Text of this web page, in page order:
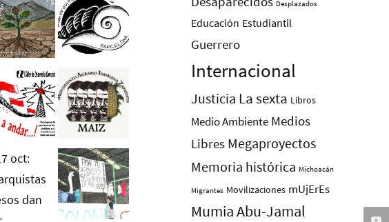
Desplazados
Educación Estudiantil
Guerrero
Internacional
Justicia La sexta Libros
Medio Ambiente Medios
Libres Megaproyectos
Memoria histórica Michoacán
Migrantes Movilizaciones mUjErEs
Mumia Abu-Jamal